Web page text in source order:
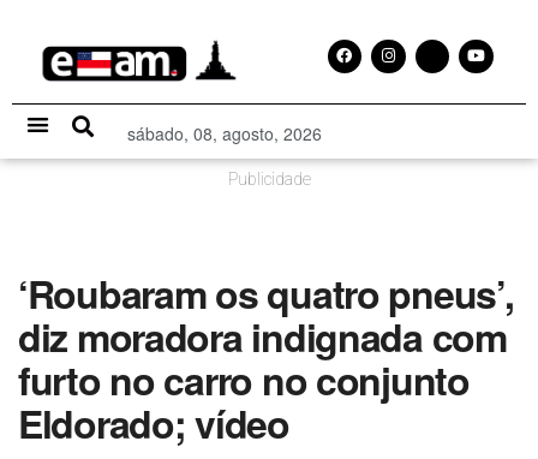
sábado, 08, agosto, 2026
Publicidade
‘Roubaram os quatro pneus’,
diz moradora indignada com
furto no carro no conjunto
Eldorado; vídeo